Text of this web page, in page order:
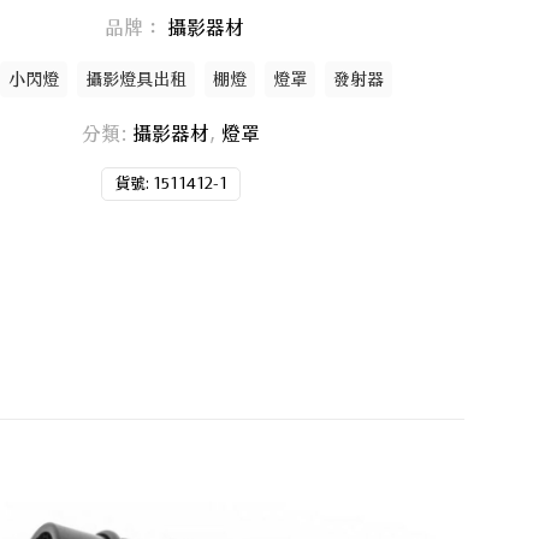
貨號: 1511412-1
分類: 攝影器材, 燈罩
小閃燈 攝影燈具出租 棚燈 燈罩 發射器
品牌： 攝影器材